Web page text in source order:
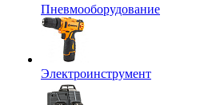
Пневмооборудование
Электроинструмент